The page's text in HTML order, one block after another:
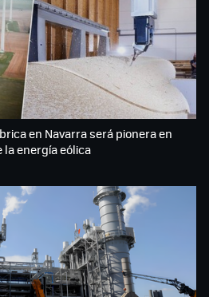
en Navarra será pionera en
energía eólica